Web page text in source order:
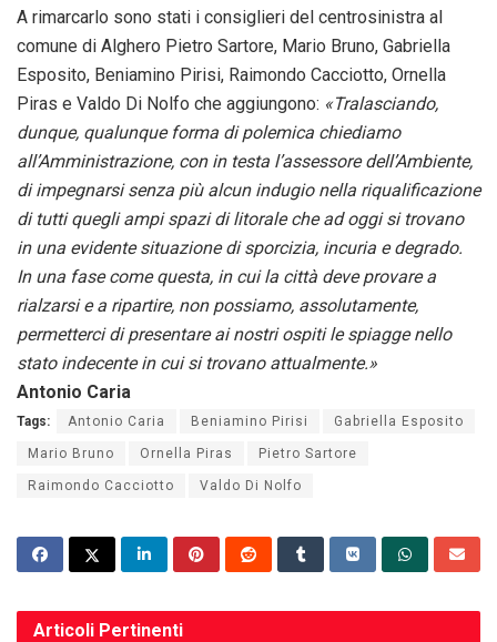
A rimarcarlo sono stati i consiglieri del centrosinistra al
comune di Alghero Pietro Sartore, Mario Bruno, Gabriella
Esposito, Beniamino Pirisi, Raimondo Cacciotto, Ornella
Piras e Valdo Di Nolfo che aggiungono: «Tralasciando,
dunque, qualunque forma di polemica chiediamo
all’Amministrazione, con in testa l’assessore dell’Ambiente,
di impegnarsi senza più alcun indugio nella riqualificazione
di tutti quegli ampi spazi di litorale che ad oggi si trovano
in una evidente situazione di sporcizia, incuria e degrado.
In una fase come questa, in cui la città deve provare a
rialzarsi e a ripartire, non possiamo, assolutamente,
permetterci di presentare ai nostri ospiti le spiagge nello
stato indecente in cui si trovano attualmente.»
Antonio Caria
Tags: Antonio Caria Beniamino Pirisi Gabriella Esposito
Mario Bruno Ornella Piras Pietro Sartore
Raimondo Cacciotto Valdo Di Nolfo
Articoli Pertinenti